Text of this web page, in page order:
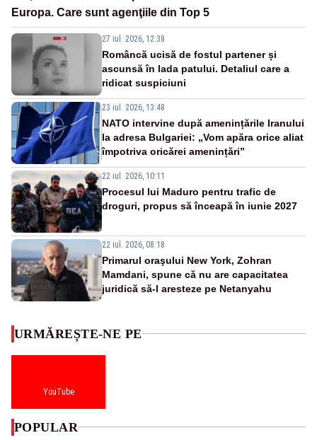
Europa. Care sunt agenţiile din Top 5
27 iul. 2026, 12:38
Româncă ucisă de fostul partener și
ascunsă în lada patului. Detaliul care a
ridicat suspiciuni
23 iul. 2026, 13:48
NATO intervine după amenințările Iranului
la adresa Bulgariei: „Vom apăra orice aliat
împotriva oricărei amenințări”
22 iul. 2026, 10:11
Procesul lui Maduro pentru trafic de
droguri, propus să înceapă în iunie 2027
22 iul. 2026, 08:18
Primarul oraşului New York, Zohran
Mamdani, spune că nu are capacitatea
juridică să-l aresteze pe Netanyahu
URMĂREȘTE-NE PE
YouTube
POPULAR